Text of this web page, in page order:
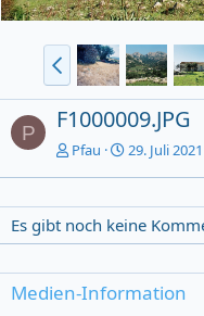
P F1000009.JPG
Pfau 29. Juli 2021
Es gibt noch keine
Medien-Information